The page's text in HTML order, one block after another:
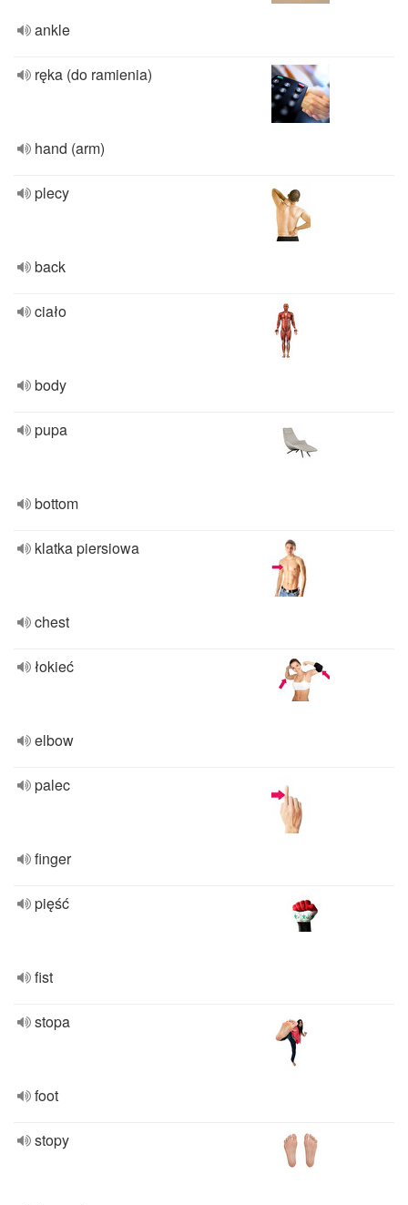
ankle
ręka (do ramienia)
hand (arm)
plecy
back
ciało
body
pupa
bottom
klatka piersiowa
chest
łokieć
elbow
palec
finger
pięść
fist
stopa
foot
stopy